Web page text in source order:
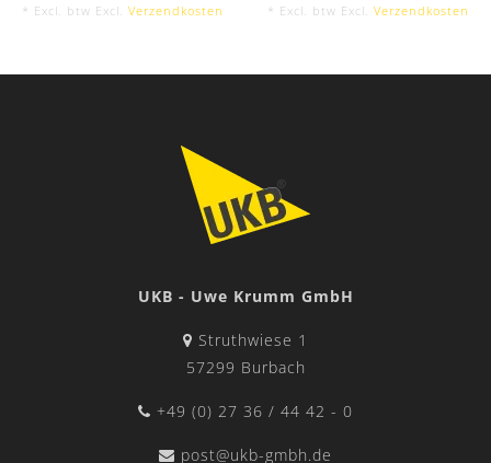
* Excl. btw Excl. Verzendkosten * Excl. btw Excl. Verzendkosten
UKB - Uwe Krumm GmbH
Struthwiese 1
57299 Burbach
+49 (0) 27 36 / 44 42 - 0
post@ukb-gmbh.de